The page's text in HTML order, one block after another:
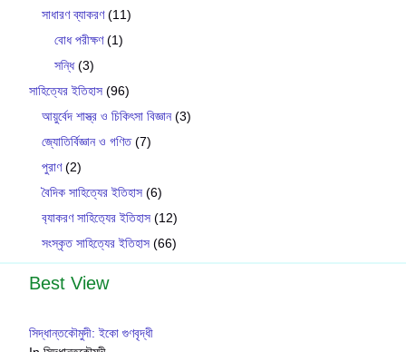
সাধারণ ব্যাকরণ(11)
বোধ পরীক্ষণ(1)
সন্ধি(3)
সাহিত্যের ইতিহাস (96)
আয়ুর্বেদ শাস্ত্র ও চিকিৎসা বিজ্ঞান(3)
জ্যোতির্বিজ্ঞান ও গণিত(7)
পুরাণ(2)
বৈদিক সাহিত্যের ইতিহাস (6)
ব‍্যাকরণ সাহিত‍্যের ইতিহাস (12)
সংস্কৃত সাহিত্যের ইতিহাস (66)
Best View
সিদ্ধান্তকৌমুদী: ইকো গুণবৃদ্ধী